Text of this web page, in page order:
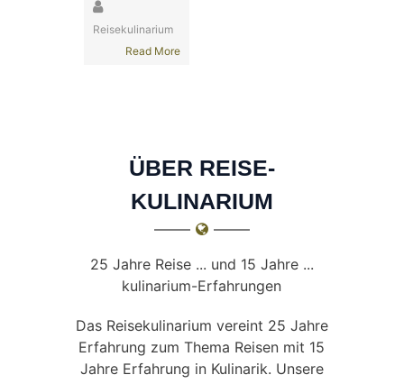
Reisekulinarium
Read More
ÜBER REISE-
KULINARIUM
25 Jahre Reise ... und 15 Jahre ...
kulinarium-Erfahrungen
Das Reisekulinarium vereint 25 Jahre
Erfahrung zum Thema Reisen mit 15
Jahre Erfahrung in Kulinarik. Unsere